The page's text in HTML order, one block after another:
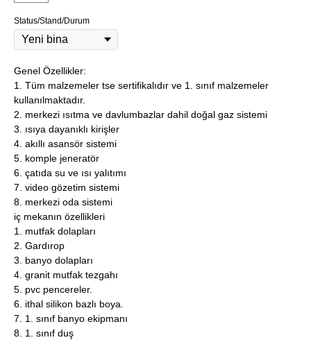
Status/Stand/Durum
Genel Özellikler:
1. Tüm malzemeler tse sertifikalıdır ve 1. sınıf malzemeler
kullanılmaktadır.
2. merkezi ısıtma ve davlumbazlar dahil doğal gaz sistemi
3. ısıya dayanıklı kirişler
4. akıllı asansör sistemi
5. komple jeneratör
6. çatıda su ve ısı yalıtımı
7. video gözetim sistemi
8. merkezi oda sistemi
iç mekanın özellikleri
1. mutfak dolapları
2. Gardırop
3. banyo dolapları
4. granit mutfak tezgahı
5. pvc pencereler.
6. ithal silikon bazlı boya.
7. 1. sınıf banyo ekipmanı
8. 1. sınıf duş